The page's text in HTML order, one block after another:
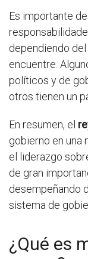
Es importante
dependiendo
encuentre.
políticos y de
otros tienen un
En resumen, el
gobierno en una
el liderazgo
de gran
desempeñando
sistema de
¿Qué es